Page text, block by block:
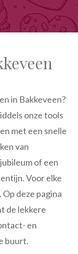
in Bakkeveen?
onze tools
met een snelle
van
of een
Voor elke
deze pagina
de lekkere
en
buurt.